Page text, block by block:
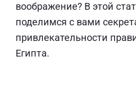
воображение? В этой
поделимся с вами
привлекательности
Египта.